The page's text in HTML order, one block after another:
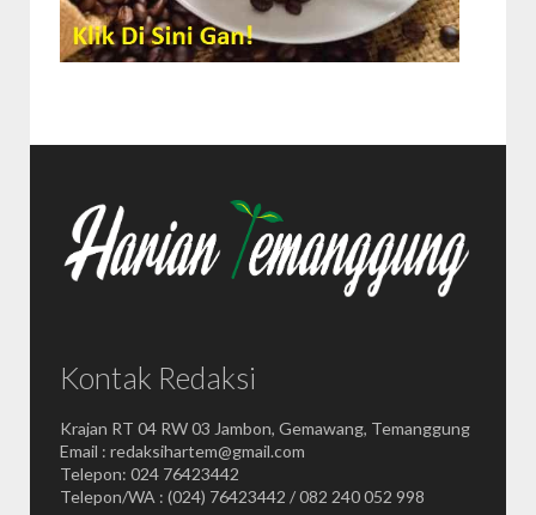
Kontak Redaksi
Krajan RT 04 RW 03 Jambon, Gemawang, Temanggung
Email : redaksihartem@gmail.com
Telepon: 024 76423442
Telepon/WA : (024) 76423442 / 082 240 052 998